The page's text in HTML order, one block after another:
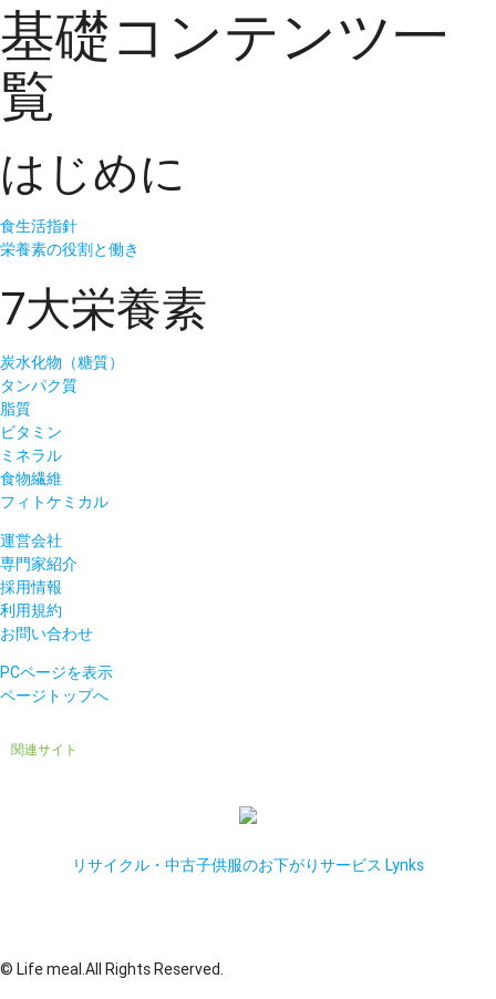
基礎コンテンツ一
覧
はじめに
食生活指針
栄養素の役割と働き
7大栄養素
炭水化物（糖質）
タンパク質
脂質
ビタミン
ミネラル
食物繊維
フィトケミカル
運営会社
専門家紹介
採用情報
利用規約
お問い合わせ
PCページを表示
ページトップへ
関連サイト
リサイクル・中古子供服のお下がりサービス Lynks
© Life meal.All Rights Reserved.